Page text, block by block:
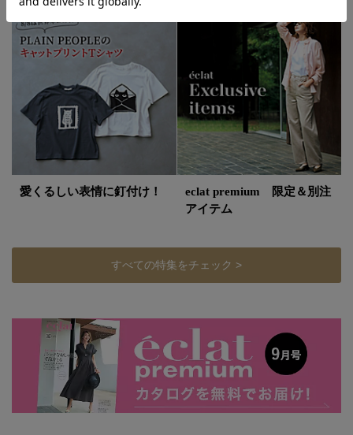
愛くるしい表情に釘付け！
eclat premium 限定＆別注
アイテム
すべての特集をチェック >